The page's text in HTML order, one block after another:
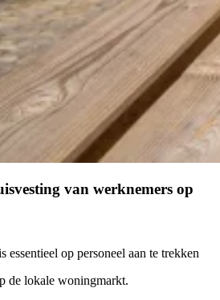
van werknemers op
essentieel op personeel aan te trekken
de lokale woningmarkt.